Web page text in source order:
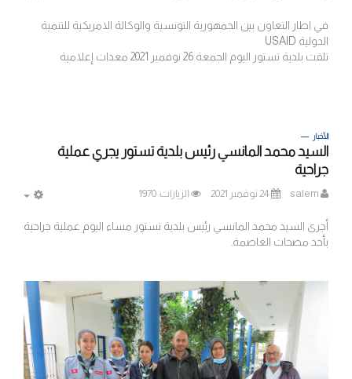
في اطار التعاون بين الجمهورية التونسية والوكالة الامريكية للتنمية
الدولية USAID
تلقت بلدية تستور اليوم الجمعة 26 نوفمبر 2021 معدات إعلامية
الأخبار
السيد محمد المانسي رئيس بلدية تستور يجري عملية
جراحية
salem 24 نوفمبر 2021 الزيارات: 1970
أجرى السيد محمد المانسي رئيس بلدية تستور مساء اليوم عملية جراحية
بأحد مصحات العاصمة.